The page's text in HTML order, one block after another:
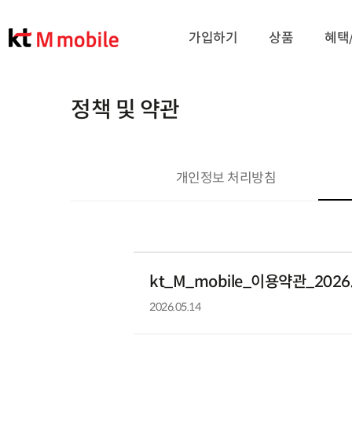
가입하기 상품 혜
정책 및 약관
개인정보 처리방침
kt_M_mobile_이용약관
등록일
2026.05.14